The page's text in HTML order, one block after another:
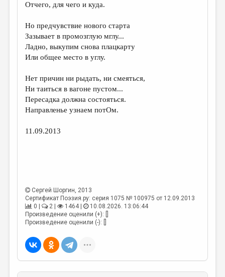
РЕДКОЛЛЕГИЯ
ОТ РЕДАКЦИИ
МАЛАЯ ПРОЗА
ЭССЕИСТИКА
ЛИТЕРАТУРОВЕДЕНИЕ
КУЛЬТУРОВЕДЕНИЕ
ПУБЛИЦИСТИКА
РЕЦЕНЗИРОВАНИЕ
ВКОНТАКТЕ
Отчего, для чего и куда.
Но предчувствие нового старта
Зазывает в промозглую мглу...
Ладно, выкупим снова плацкарту
Или общее место в углу.
Нет причин ни рыдать, ни смеяться,
Ни таиться в вагоне пустом...
Пересадка должна состояться.
Направленье узнаем потОм.
11.09.2013
Сергей Шоргин, 2013
Сертификат Поэзия.ру: серия 1075 № 100975 от 12.09.2013
0 |
2 | 1464 |
10.08.2026. 13:06:44
Произведение оценили (+): []
Произведение оценили (-): []